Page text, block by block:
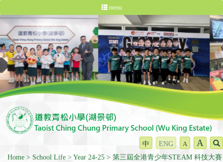
menu
中 ENG A A
Home School Life Year 24-25
第三屆全港青少年STEAM 科技大賽